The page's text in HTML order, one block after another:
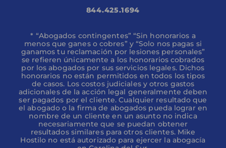
844.425.1694
* “Abogados contingentes” “Sin honorarios a
menos que ganes o cobres” y “Solo nos pagas si
ganamos tu reclamación por lesiones personales”
se refieren únicamente a los honorarios cobrados
por los abogados por sus servicios legales. Dichos
honorarios no están permitidos en todos los tipos
de casos. Los costos judiciales y otros gastos
adicionales de la acción legal generalmente deben
ser pagados por el cliente. Cualquier resultado que
el abogado o la firma de abogados pueda lograr en
nombre de un cliente en un asunto no indica
necesariamente que se puedan obtener
resultados similares para otros clientes. Mike
Hostilo no está autorizado para ejercer la abogacía